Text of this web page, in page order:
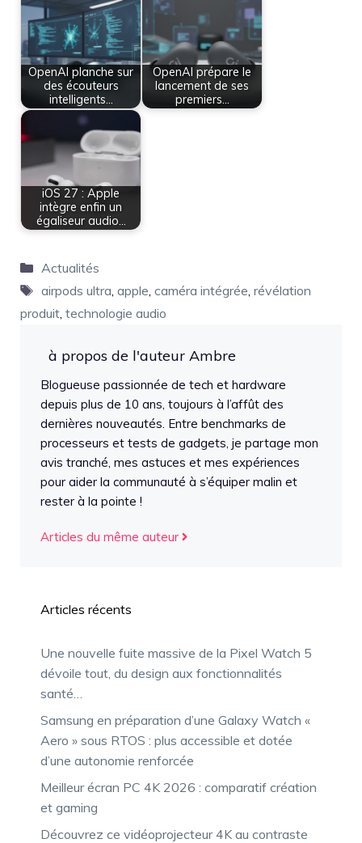
OpenAI planche sur
des écouteurs
intelligents…
OpenAI prépare le
lancement de ses
premiers…
iOS 27 : Apple
intègre enfin un
égaliseur audio…
Catégories
Actualités
Étiquettes
airpods ultra apple caméra intégrée révélation
produit technologie audio
à propos de l'auteur Ambre
Blogueuse passionnée de tech et hardware
depuis plus de 10 ans, toujours à l’affût des
dernières nouveautés. Entre benchmarks de
processeurs et tests de gadgets, je partage mon
avis tranché, mes astuces et mes expériences
pour aider la communauté à s’équiper malin et
rester à la pointe !
Articles du même auteur
Articles récents
Une nouvelle fuite massive de la Pixel Watch 5
dévoile tout, du design aux fonctionnalités
santé…
Samsung en préparation d’une Galaxy Watch «
Aero » sous RTOS : plus accessible et dotée
d’une autonomie renforcée
Meilleur écran PC 4K 2026 : comparatif création
et gaming
Découvrez ce vidéoprojecteur 4K au contraste